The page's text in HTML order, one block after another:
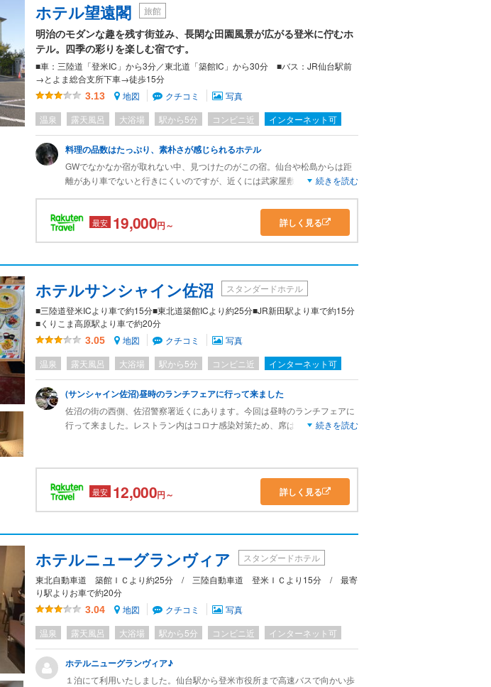
無料の朝食は品数も多く満足でした。
ホテル望遠閣 旅館
明治のモダンな趣を残す街並み、長閑な田園風景が広がる登米に佇むホ
テル。四季の彩りを楽しむ宿です。
■車：三陸道「登米IC」から3分／東北道「築館IC」から30分 ■バス：JR仙台駅前
→とよま総合支所下車→徒歩15分
3.13 地図 クチコミ
写真
温泉
露天風呂 大浴場 駅から5分 コンビニ近 インターネット可
料理の品数はたっぷり、素朴さが感じられるホテル
GWでなかなか宿が取れない中、見つけたのがこの宿。仙台や松島からは距
離があり車でないと行きにくいのですが、近くには武家屋敷跡や明治時代の
4人だったので和室を選択。食事は夕食のみお願いしたのですが、お手頃な
料金であるにもかかわらず品数が多く、お魚、お肉、麺類と次々にでてきま
続きを読む
最安 19,000円～ 詳しく見る
ホテルサンシャイン佐沼
スタンダードホテル
■三陸道登米ICより車で約15分■東北道築館ICより約25分■JR新田駅より車で約15分
■くりこま高原駅より車で約20分
3.05 地図 クチコミ
写真
温泉
露天風呂 大浴場 駅から5分 コンビニ近 インターネット可
(サンシャイン佐沼)昼時のランチフェアに行って来ました
佐沼の街の西側、佐沼警察署近くにあります。今回は昼時のランチフェアに
行って来ました。レストラン内はコロナ感染対策ため、席は間空けての利用
ースのオムライス1000円でした。卵は残念ながらフワトロではありませんで
したが、味は普通でした。デザートには、果物とホットチョコのセットが出
てきて、女性にはうれしいランチだと思います。
続きを読む
最安 12,000円～ 詳しく見る
ホテルニューグランヴィア
スタンダードホテル
東北自動車道 築館ＩＣより約25分 / 三陸自動車道 登米ＩＣより15分 / 最寄
り駅よりお車で約20分
3.04 地図 クチコミ
写真
温泉
露天風呂 大浴場 駅から5分 コンビニ近 インターネット可
ホテルニューグランヴィア♪
１泊にて利用いたしました。仙台駅から登米市役所まで高速バスで向かい歩